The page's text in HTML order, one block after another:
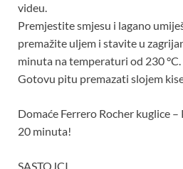
videu.
Premjestite smjesu i lagano
premažite uljem i stavite u
minuta na temperaturi od 230 °C.
Gotovu pitu premazati slojem
Domaće Ferrero Rocher kuglice –
20 minuta!
SASTOJCI